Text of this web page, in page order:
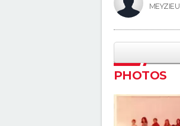
MEYZIEU
PHOTOS